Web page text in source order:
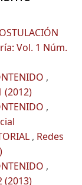
Vol. 1 Núm.
,
(2012)
,
, Redes
,
(2013)